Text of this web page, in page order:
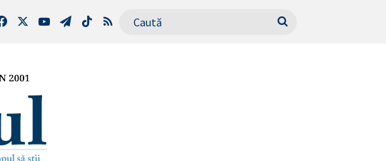
FacebookYouTubeTelegram
TikTokRSS Caută